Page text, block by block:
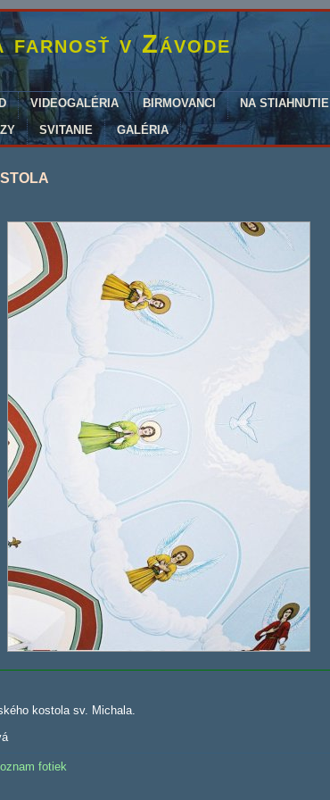
farnosť v Závode
VIDEOGALÉRIA BIRMOVANCI NA STIAHNUTIE
SVITANIE GALÉRIA
kostola sv. Michala.
fotiek